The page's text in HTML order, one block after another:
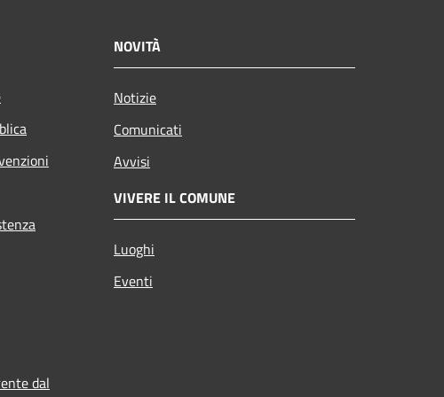
NOVITÀ
Notizie
Comunicati
Avvisi
VIVERE IL COMUNE
Luoghi
Eventi
dal